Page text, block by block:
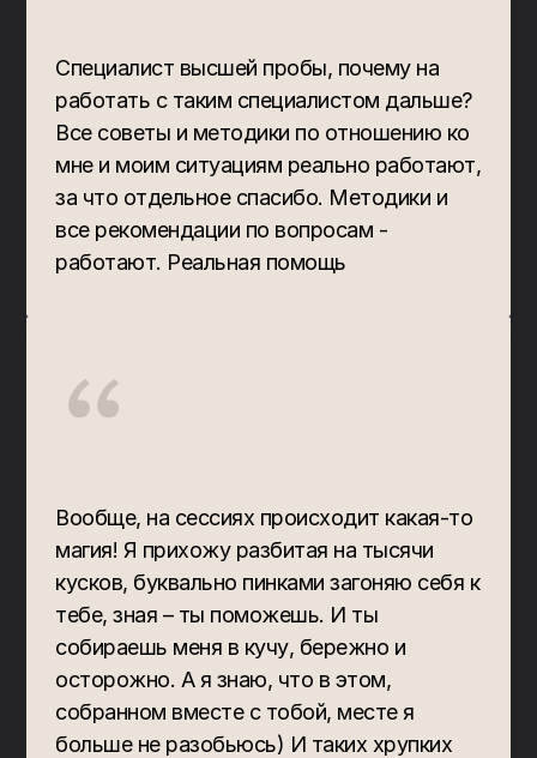
Специалист высшей пробы, почему на
работать с таким специалистом дальше?
Все советы и методики по отношению ко
мне и моим ситуациям реально работают,
за что отдельное спасибо. Методики и
все рекомендации по вопросам -
работают. Реальная помощь
“
Вообще, на сессиях происходит какая-то
магия! Я прихожу разбитая на тысячи
кусков, буквально пинками загоняю себя к
тебе, зная – ты поможешь. И ты
собираешь меня в кучу, бережно и
осторожно. А я знаю, что в этом,
собранном вместе с тобой, месте я
больше не разобьюсь) И таких хрупких